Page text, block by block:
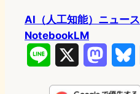
AI（人工知能）ニュース
NotebookLM